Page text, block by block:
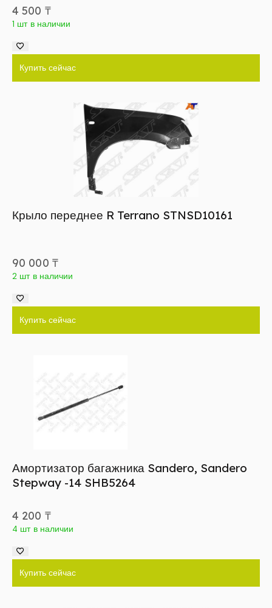
4 500 ₸
1 шт в наличии
Купить сейчас
Крыло переднее R Terrano STNSD10161
90 000 ₸
2 шт в наличии
Купить сейчас
Амортизатор багажника Sandero, Sandero
Stepway -14 SHB5264
4 200 ₸
4 шт в наличии
Купить сейчас